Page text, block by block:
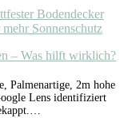
Bodendecker
Sonnenschutz
– Was hilft wirklich?
Palmenartige, 2m hohe
Lens identifiziert